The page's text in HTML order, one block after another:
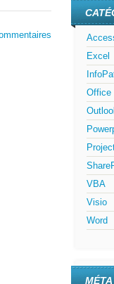
Excel
Office
VBA
Visio
Word
MÉTA